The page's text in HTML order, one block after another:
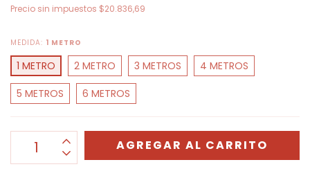
Precio sin impuestos $20.836,69
MEDIDA: 1 METRO
1 METRO 2 METRO 3 METROS
4 METROS
5 METROS
6 METROS